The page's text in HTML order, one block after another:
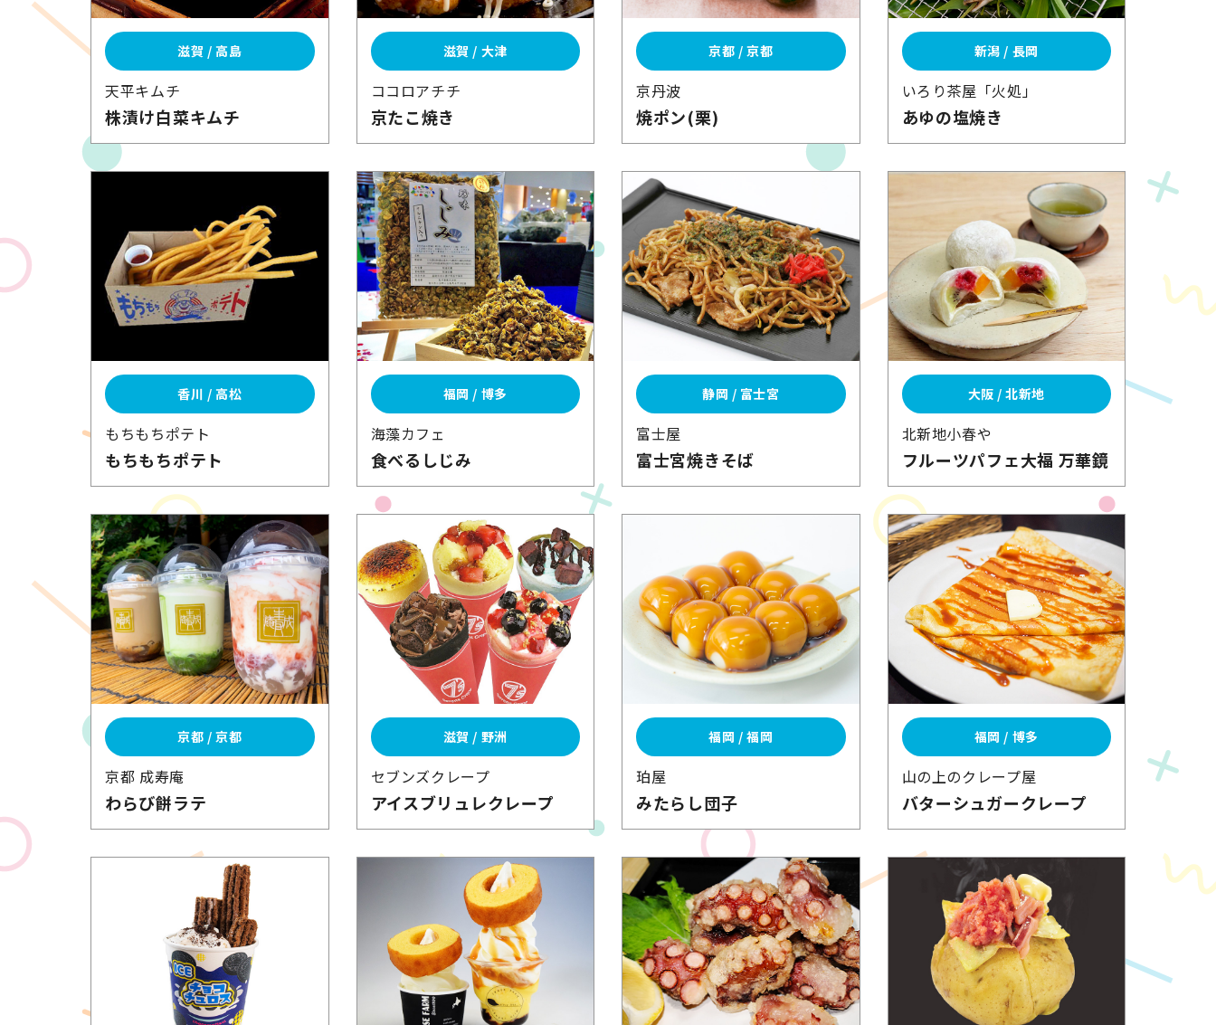
滋賀 / 高島
天平キムチ
株漬け白菜キムチ
滋賀 / 大津
ココロアチチ
京たこ焼き
京都 / 京都
京丹波
焼ポン(栗)
新潟 / 長岡
いろり茶屋 「火処」
あゆの塩焼き
香川 / 高松
もちもちポテト
もちもちポテト
福岡 / 博多
海藻カフェ
食べるしじみ
静岡 / 富士宮
富士屋
富士宮焼きそば
大阪 / 北新地
北新地小春や
フルーツパフェ大福 万華鏡
京都 / 京都
京都 成寿庵
わらび餅ラテ
滋賀 / 野洲
セブンズクレープ
アイスブリュレクレープ
福岡 / 福岡
珀屋
みたらし団子
福岡 / 博多
山の上のクレープ屋
バターシュガークレープ